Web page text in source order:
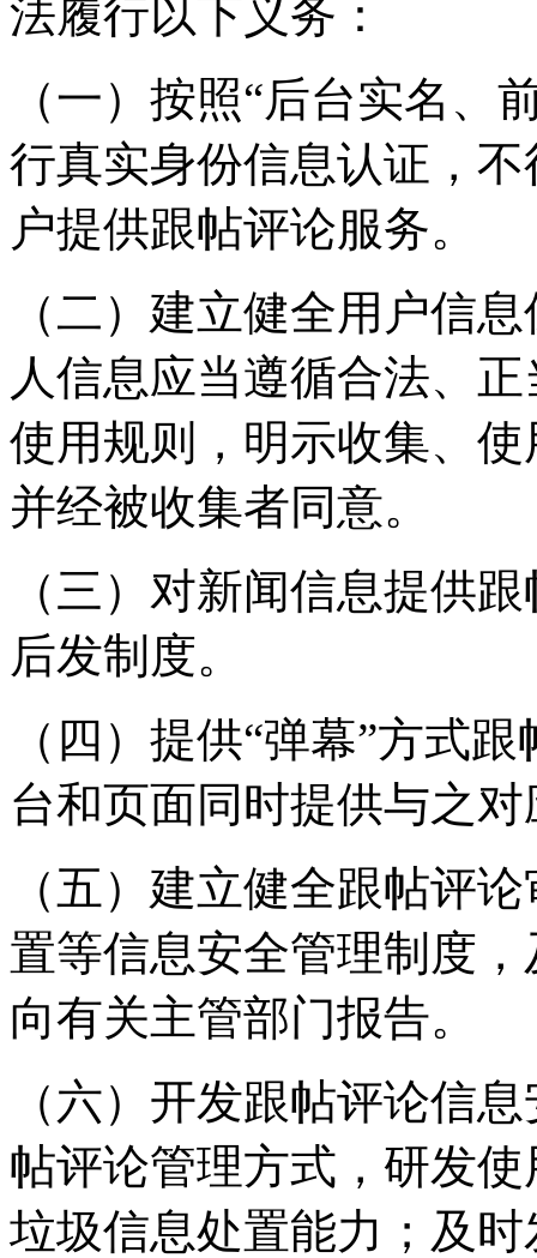
法履行以下义务：
（一）按照“后台实名、
行真实身份信息认证，
户提供跟帖评论服务。
（二）建立健全用户信
人信息应当遵循合法、
使用规则，明示收集、
并经被收集者同意。
（三）对新闻信息提供
后发制度。
（四）提供“弹幕”方式
台和页面同时提供与之
（五）建立健全跟帖评
置等信息安全管理制度
向有关主管部门报告。
（六）开发跟帖评论信
帖评论管理方式，研发
垃圾信息处置能力；及